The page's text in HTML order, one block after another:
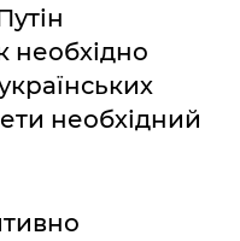
необхідно
необхідний